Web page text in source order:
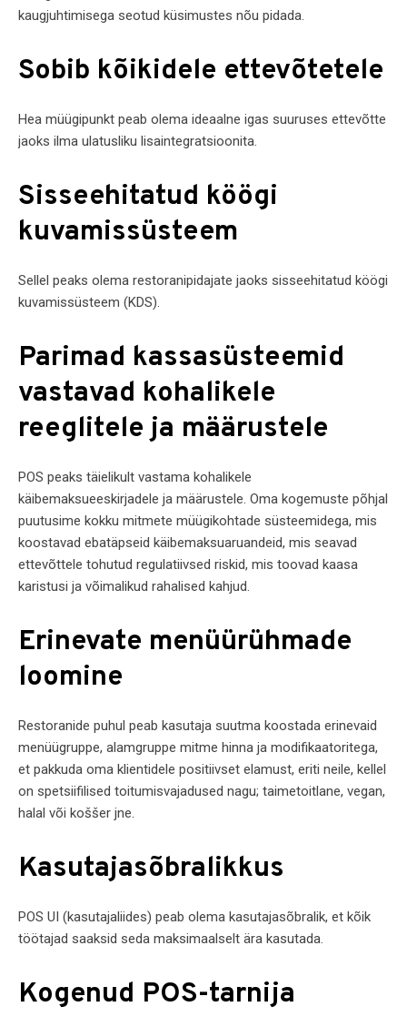
kaugjuhtimisega seotud küsimustes nõu pidada.
Sobib kõikidele ettevõtetele
Hea müügipunkt peab olema ideaalne igas suuruses ettevõtte
jaoks ilma ulatusliku lisaintegratsioonita.
Sisseehitatud köögi
kuvamissüsteem
Sellel peaks olema restoranipidajate jaoks sisseehitatud köögi
kuvamissüsteem (KDS).
Parimad kassasüsteemid
vastavad kohalikele
reeglitele ja määrustele
POS peaks täielikult vastama kohalikele
käibemaksueeskirjadele ja määrustele. Oma kogemuste põhjal
puutusime kokku mitmete müügikohtade süsteemidega, mis
koostavad ebatäpseid käibemaksuaruandeid, mis seavad
ettevõttele tohutud regulatiivsed riskid, mis toovad kaasa
karistusi ja võimalikud rahalised kahjud.
Erinevate menüürühmade
loomine
Restoranide puhul peab kasutaja suutma koostada erinevaid
menüügruppe, alamgruppe mitme hinna ja modifikaatoritega,
et pakkuda oma klientidele positiivset elamust, eriti neile, kellel
on spetsiifilised toitumisvajadused nagu; taimetoitlane, vegan,
halal või koššer jne.
Kasutajasõbralikkus
POS UI (kasutajaliides) peab olema kasutajasõbralik, et kõik
töötajad saaksid seda maksimaalselt ära kasutada.
Kogenud POS-tarnija